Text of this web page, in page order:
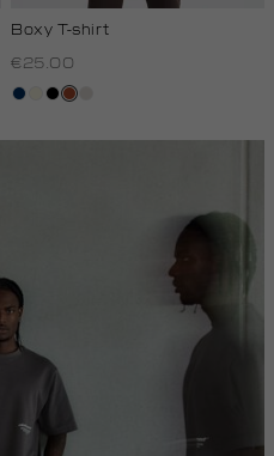
Boxy T-shirt
€25.00
donkerblauw
wit,
white
zwart
bruin